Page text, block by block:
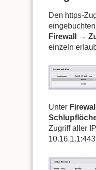
Den https-
Firewall →
einzeln
Unter
Zugriff aller